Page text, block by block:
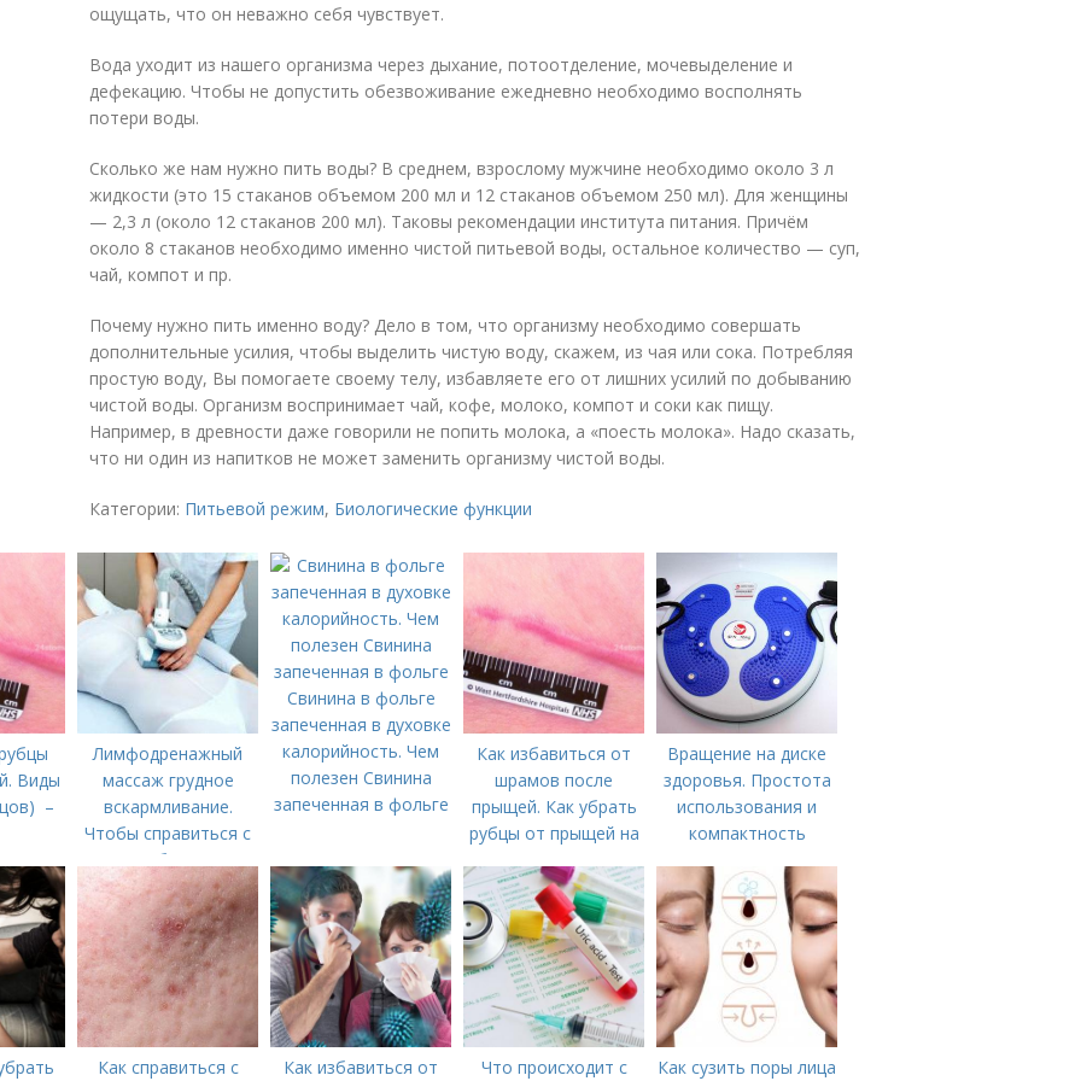
ощущать, что он неважно себя чувствует.
Вода уходит из нашего организма через дыхание, потоотделение, мочевыделение и
дефекацию. Чтобы не допустить обезвоживание ежедневно необходимо восполнять
потери воды.
Сколько же нам нужно пить воды? В среднем, взрослому мужчине необходимо около 3 л
жидкости (это 15 стаканов объемом 200 мл и 12 стаканов объемом 250 мл). Для женщины
— 2,3 л (около 12 стаканов 200 мл). Таковы рекомендации института питания. Причём
около 8 стаканов необходимо именно чистой питьевой воды, остальное количество — суп,
чай, компот и пр.
Почему нужно пить именно воду? Дело в том, что организму необходимо совершать
дополнительные усилия, чтобы выделить чистую воду, скажем, из чая или сока. Потребляя
простую воду, Вы помогаете своему телу, избавляете его от лишних усилий по добыванию
чистой воды. Организм воспринимает чай, кофе, молоко, компот и соки как пищу.
Например, в древности даже говорили не попить молока, а «поесть молока». Надо сказать,
что ни один из напитков не может заменить организму чистой воды.
Категории: Питьевой режим, Биологические функции
Виды
–
Лимфодренажный
массаж грудное
вскармливание.
Чтобы справиться с
нагрубанием,
необходимо
предпринять
следующие действия:
Свинина в фольге
запеченная в духовке
калорийность. Чем
полезен Свинина
запеченная в фольге
Как избавиться от
шрамов после
прыщей. Как убрать
рубцы от прыщей на
Вращение на диске
здоровья. Простота
использования и
компактность
Как справиться с Как избавиться от Что происходит с Как сузить поры лица